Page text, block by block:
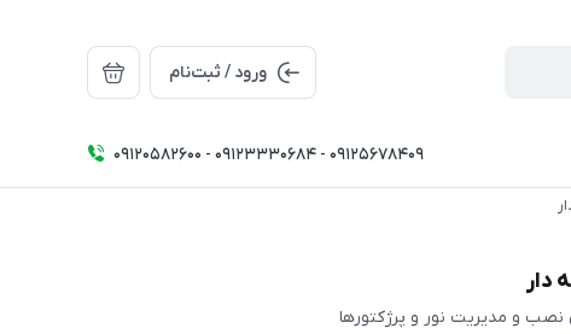
ورود / ثبت‌نام
09120582600 - 09123330684 - 09125678409